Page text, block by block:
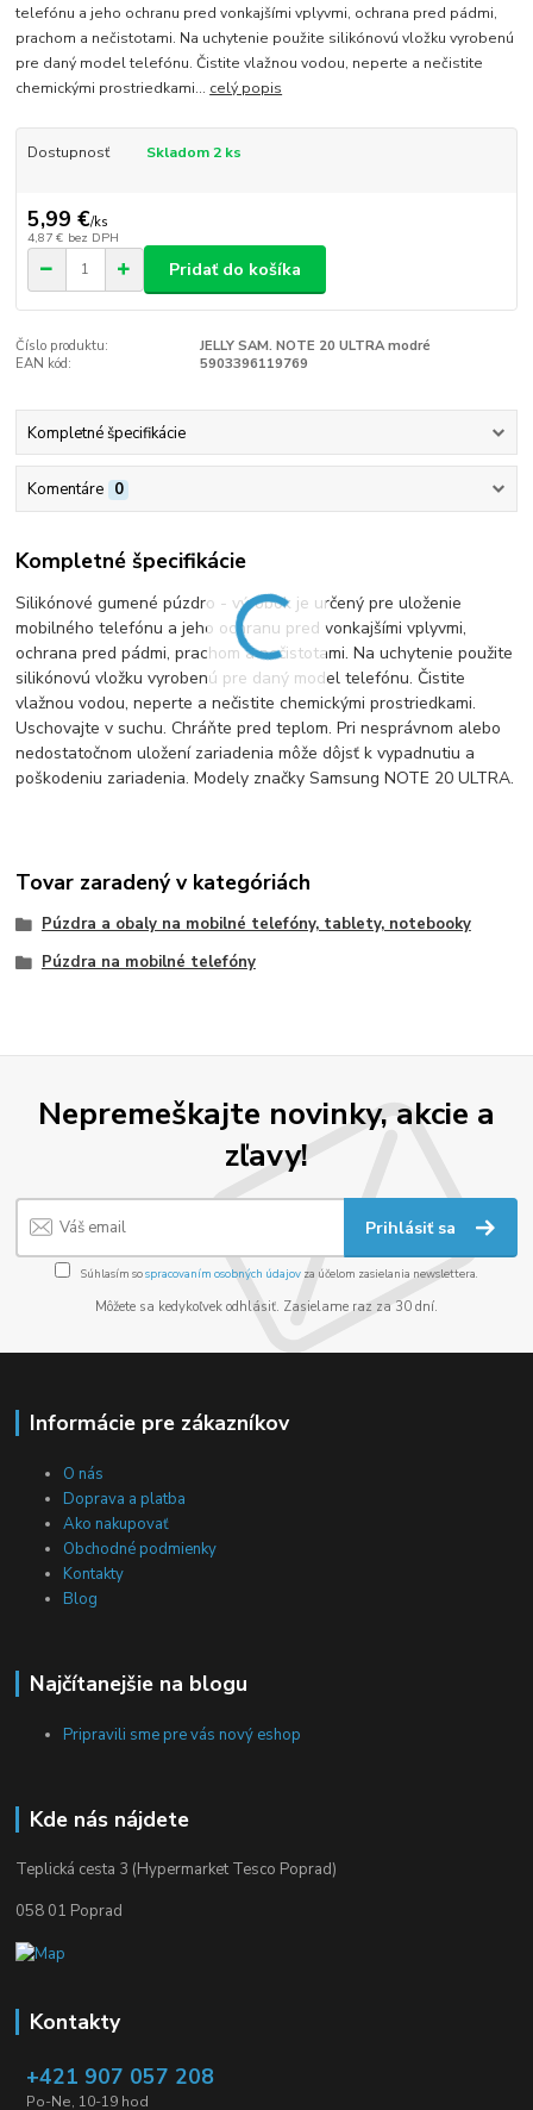
telefónu a jeho ochranu pred vonkajšími vplyvmi, ochrana pred pádmi,
prachom a nečistotami. Na uchytenie použite silikónovú vložku vyrobenú
pre daný model telefónu. Čistite vlažnou vodou, neperte a nečistite
chemickými prostriedkami... celý popis
Dostupnosť Skladom 2 ks
5,99 €/ks
4,87 € bez DPH
Pridať do košíka
Číslo produktu:
JELLY SAM. NOTE 20 ULTRA modré
EAN kód:
5903396119769
Kompletné špecifikácie
Komentáre 0
Kompletné špecifikácie
Silikónové gumené púzdro - výrobok je určený pre uloženie
mobilného telefónu a jeho ochranu pred vonkajšími vplyvmi,
ochrana pred pádmi, prachom a nečistotami. Na uchytenie použite
silikónovú vložku vyrobenú pre daný model telefónu. Čistite
vlažnou vodou, neperte a nečistite chemickými prostriedkami.
Uschovajte v suchu. Chráňte pred teplom. Pri nesprávnom alebo
nedostatočnom uložení zariadenia môže dôjsť k vypadnutiu a
poškodeniu zariadenia. Modely značky Samsung NOTE 20 ULTRA.
Tovar zaradený v kategóriách
Púzdra a obaly na mobilné telefóny, tablety, notebooky
Púzdra na mobilné telefóny
Nepremeškajte novinky, akcie a
zľavy!
Prihlásiť sa
Súhlasím sospracovaním osobných údajov za účelom zasielania newslettera.
Môžete sa kedykoľvek odhlásiť. Zasielame raz za 30 dní.
Informácie pre zákazníkov
O nás
Doprava a platba
Ako nakupovať
Obchodné podmienky
Kontakty
Blog
Najčítanejšie na blogu
Pripravili sme pre vás nový eshop
Kde nás nájdete
Teplická cesta 3 (Hypermarket Tesco Poprad)
058 01 Poprad
Kontakty
+421 907 057 208
Po-Ne, 10-19 hod